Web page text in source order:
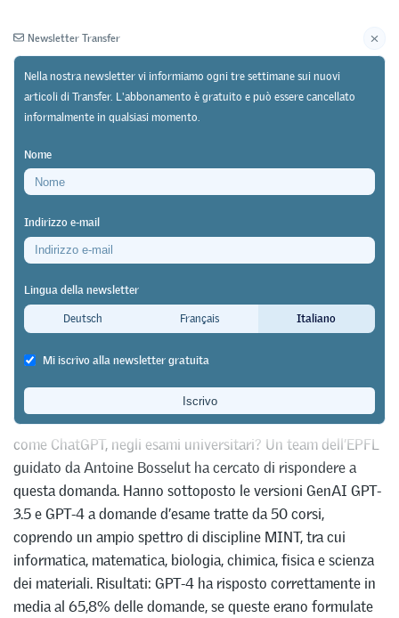
Newsletter Archivio
26/03/25
Studio presso il Politecnico federale di Losanna
ChatGPT potrebbe ottenere un
diploma in ingegneria?
Transfer
Quanto bene se la cava l’intelligenza artificiale generativa,
come ChatGPT, negli esami universitari? Un team dell’EPFL
guidato da Antoine Bosselut ha cercato di rispondere a
questa domanda. Hanno sottoposto le versioni GenAI GPT-
3.5 e GPT-4 a domande d’esame tratte da 50 corsi,
coprendo un ampio spettro di discipline MINT, tra cui
informatica, matematica, biologia, chimica, fisica e scienza
dei materiali. Risultati: GPT-4 ha risposto correttamente in
media al 65,8% delle domande, se queste erano formulate
Newsletter Transfer
Nella nostra newsletter vi informiamo ogni tre settimane sui nuovi
articoli di Transfer. L'abbonamento è gratuito e può essere cancellato
informalmente in qualsiasi momento.
Nome
Indirizzo e-mail
Lingua della newsletter
Deutsch
Français Italiano
Mi iscrivo alla newsletter gratuita